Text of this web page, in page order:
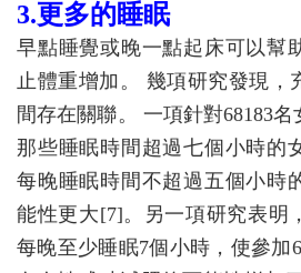
3.更多的睡眠
早點睡覺或晚一點起床可以幫
止體重增加。 幾項研究發現，
間存在關聯。 一項針對68183
那些睡眠時間超過七個小時的
每晚睡眠時間不超過五個小時
能性更大[7]。另一項研究表明
每晚至少睡眠7個小時，使參加